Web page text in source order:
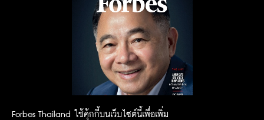
Forbes Thailand ใช้คุ้กกี้บนเว็บไซต์นี้เพื่อเพิ่ม